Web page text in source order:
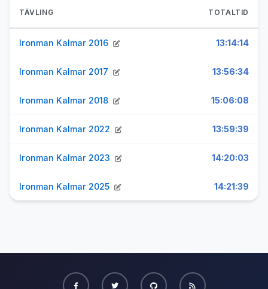
TÄVLING TOTALTID
Ironman Kalmar 2016 13:14:14
Ironman Kalmar 2017 13:56:34
Ironman Kalmar 2018 15:06:08
Ironman Kalmar 2022 13:59:39
Ironman Kalmar 2023 14:20:03
Ironman Kalmar 2025 14:21:39